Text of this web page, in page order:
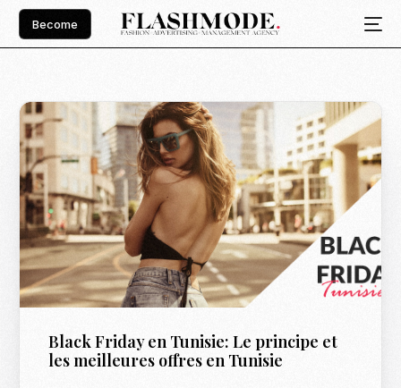
Become
Black Friday en Tunisie: Le principe et
les meilleures offres en Tunisie